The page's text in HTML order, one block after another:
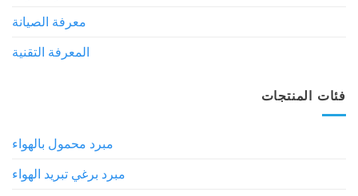
معرفة الصيانة
المعرفة التقنية
فئات المنتجات
مبرد محمول بالهواء
مبرد برغي تبريد الهواء